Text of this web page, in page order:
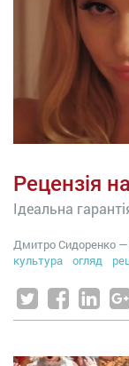
Рецензія
Ідеальна
Дмитро Сидоренко —
культура
огляд